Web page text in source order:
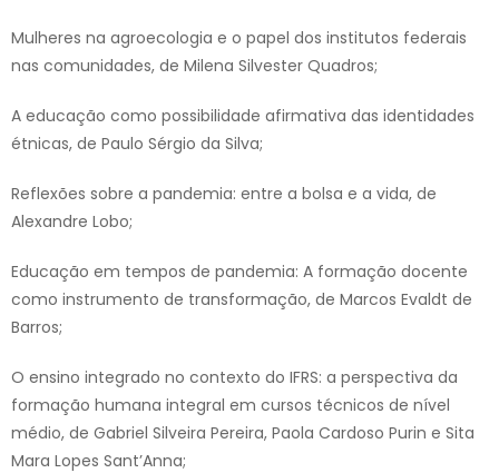
Mulheres na agroecologia e o papel dos institutos federais
nas comunidades, de Milena Silvester Quadros;
A educação como possibilidade afirmativa das identidades
étnicas, de Paulo Sérgio da Silva;
Reflexões sobre a pandemia: entre a bolsa e a vida, de
Alexandre Lobo;
Educação em tempos de pandemia: A formação docente
como instrumento de transformação, de Marcos Evaldt de
Barros;
O ensino integrado no contexto do IFRS: a perspectiva da
formação humana integral em cursos técnicos de nível
médio, de Gabriel Silveira Pereira, Paola Cardoso Purin e Sita
Mara Lopes Sant’Anna;